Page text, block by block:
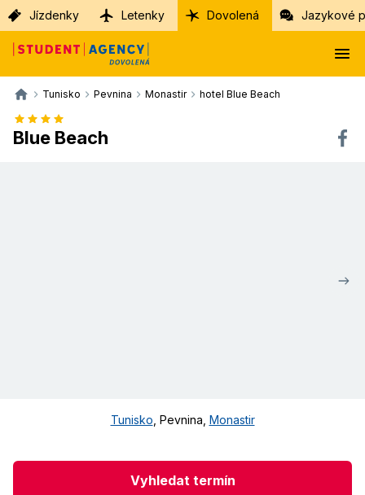
Jízdenky Letenky Dovolená Jazykové
Tunisko Pevnina Monastir hotel Blue Beach
Blue Beach
Tunisko Pevnina Monastir
Vyhledat termín